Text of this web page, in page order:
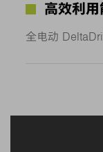
高效利
全电动